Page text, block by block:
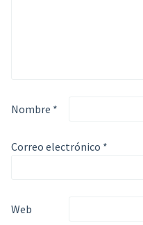
Nombre *
Correo electrónico *
Web